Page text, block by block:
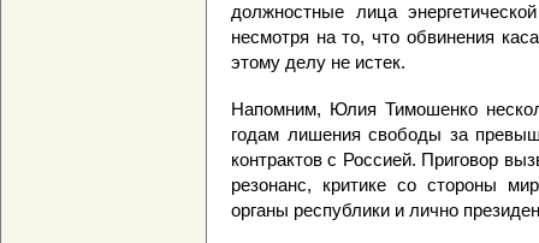
должностные лица
несмотря на то, что обвинения
этому делу не истек.
Напомним, Юлия Тимошенко
годам лишения свободы за
контрактов с Россией. Приговор
резонанс, критике со стороны
органы республики и лично